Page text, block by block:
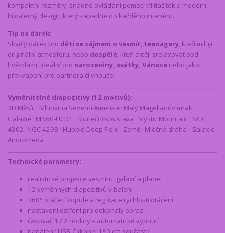
kompaktní rozměry, snadné ovládání pomocí tří tlačítek a moderní
bílo-černý design, který zapadne do každého interiéru.
Tip na dárek:
Skvělý dárek pro děti se zájmem o vesmír, teenagery, kteří milují
originální atmosféru, nebo dospělé, kteří chtějí zrelaxovat pod
hvězdami. Ideální pro narozeniny, svátky, Vánoce nebo jako
překvapení pro partnera či vnouče.
Vyměnitelné diapozitivy (12 motivů):
3D Měsíc · Mlhovina Severní Amerika · Malý Magellanův mrak ·
Galaxie · MN60-UCD1 · Sluneční soustava · Mystic Mountain · NGC
4302–NGC 4298 · Hubble Deep Field · Země · Mléčná dráha · Galaxie
Andromeda
Technické parametry:
realistické projekce vesmíru, galaxií a planet
12 výměnných diapozitivů v balení
360° otáčecí kopule a regulace rychlosti otáčení
nastavení ostření pro dokonalý obraz
časovač 1 / 2 hodiny – automatické vypnutí